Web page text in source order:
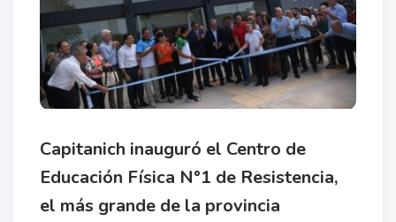
Capitanich inauguró el Centro de
Educación Física N°1 de Resistencia,
el más grande de la provincia